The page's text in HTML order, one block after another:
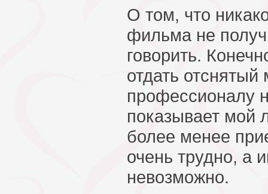
О том, что
фильма не
говорить.
отдать отснятый
профессионалу
показывает мой
более менее
очень трудно, а
невозможно.